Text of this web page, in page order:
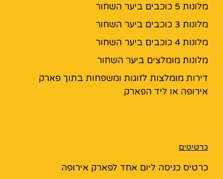
מלונות 5 כוכבים ביער השחור
מלונות 3 כוכבים ביער השחור
מלונות 4 כוכבים ביער השחור
מלונות מומלצים ביער השחור
דירות מומלצות לזוגות ומשפחות בתוך פארק
אירופה או ליד הפארק
כרטיסים
כרטיס כניסה ליום אחד לפארק אירופה